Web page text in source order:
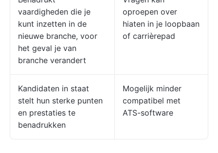
vaardigheden die je
kunt inzetten in de
nieuwe branche, voor
het geval je van
branche verandert
oproepen over
hiaten in je loopbaan
of carrièrepad
Kandidaten in staat
stelt hun sterke punten
en prestaties te
benadrukken
Mogelijk minder
compatibel met
ATS-software